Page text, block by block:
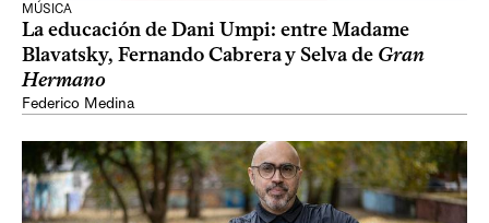
MÚSICA
La educación de Dani Umpi: entre Madame
Blavatsky, Fernando Cabrera y Selva de Gran
Hermano
Federico Medina